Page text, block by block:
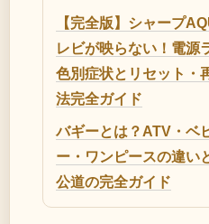
【完全版】シャープ
レビが映らない！電源
色別症状とリセット・
法完全ガイド
バギーとは？ATV・ベ
ー・ワンピースの違い
公道の完全ガイド